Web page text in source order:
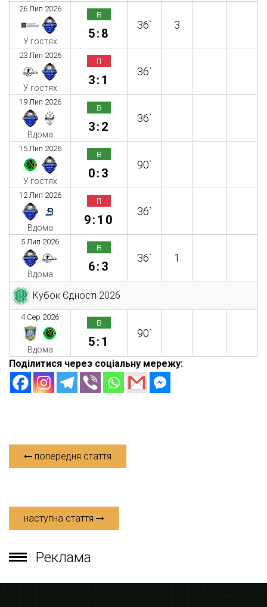
26 Лип 2026
У гостях
в
5:8
36` 3
23 Лип 2026
У гостях
п
3:1
36`
19 Лип 2026
Вдома
в
3:2
36`
15 Лип 2026
У гостях
в
0:3
90`
12 Лип 2026
Вдома
п
9:10
36`
5 Лип 2026
Вдома
в
6:3
36` 1
Кубок Єдності 2026
4 Сер 2026
Вдома
в
5:1
90`
Поділитися через соціальну мережу:
попередня стаття
наступна стаття
Реклама